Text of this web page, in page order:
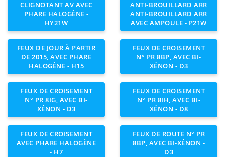
CLIGNOTANT AV AVEC
PHARE HALOGÈNE -
HY21W
ANTI-BROUILLARD ARR
ANTI-BROUILLARD ARR
AVEC AMPOULE - P21W
FEUX DE JOUR À PARTIR
DE 2015, AVEC PHARE
HALOGÈNE - H15
FEUX DE CROISEMENT
N° PR 8BP, AVEC BI-
XÉNON - D3
FEUX DE CROISEMENT
N° PR 8IG, AVEC BI-
XÉNON - D3
FEUX DE CROISEMENT
N° PR 8IH, AVEC BI-
XÉNON - D8
FEUX DE CROISEMENT
AVEC PHARE HALOGÈNE
- H7
FEUX DE ROUTE N° PR
8BP, AVEC BI-XÉNON -
D3